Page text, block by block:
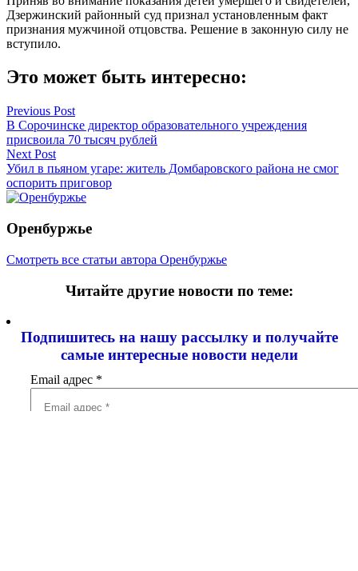
Дзержинский районный суд признал установленным факт
признания мужчиной отцовства. Решение в законную силу не
вступило.
Это может быть интересно:
Навигация
по
записям
Previous Post
В Сорочинске директор образовательного учреждения
присвоила 70 тысяч рублей
Next Post
Убил в пьяном угаре: житель Домбаровского района не смог
оспорить приговор
Оренбуржье
Смотреть все статьи автора Оренбуржье
Читайте другие новости по теме:
Подпишитесь на нашу рассылку и получайте
самые интересные новости недели
Email адрес *